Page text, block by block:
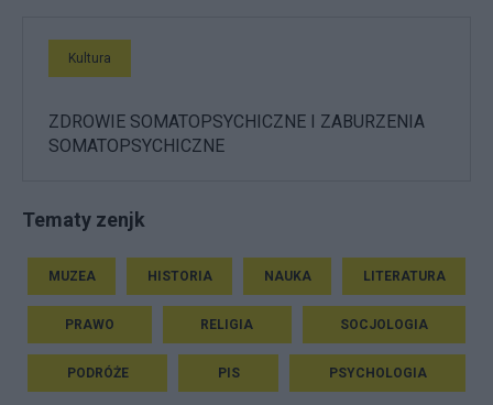
Kultura
ZDROWIE SOMATOPSYCHICZNE I ZABURZENIA
SOMATOPSYCHICZNE
Tematy zenjk
MUZEA HISTORIA NAUKA LITERATURA
PRAWO RELIGIA SOCJOLOGIA
PODRÓŻE PIS PSYCHOLOGIA